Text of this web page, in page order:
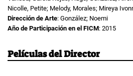
Nicolle, Petite; Melody, Morales; Mireya
Dirección de Arte: González; Noemi
Año de Participación en el FICM: 2015
Películas del Director